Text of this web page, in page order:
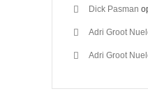
Dick Pasman
Adri Groot
Adri Groot